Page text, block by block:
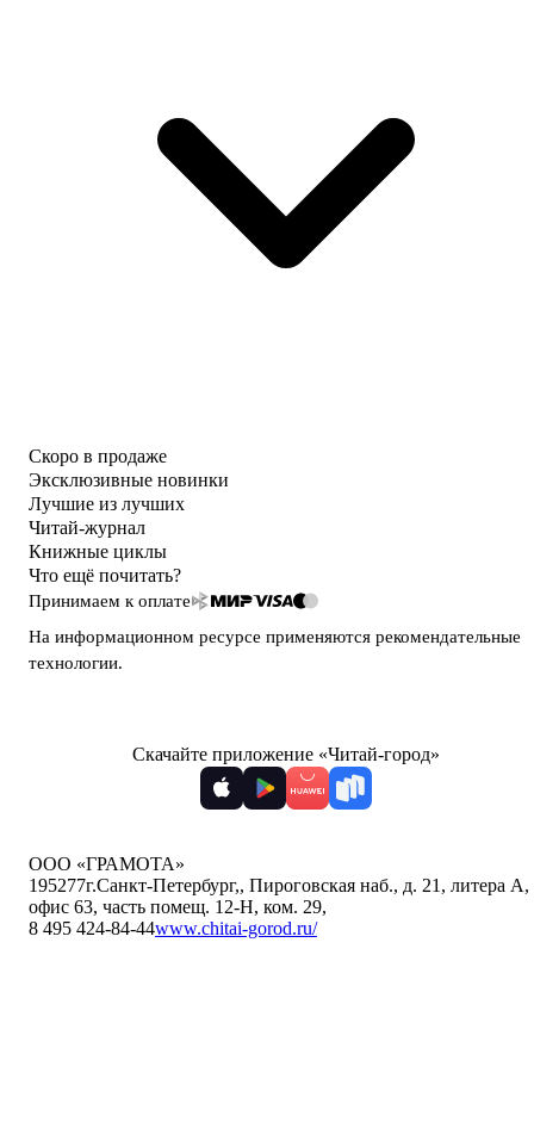
Скоро в продаже
Эксклюзивные новинки
Лучшие из лучших
Читай-журнал
Книжные циклы
Что ещё почитать?
Принимаем к оплате
На информационном ресурсе применяются рекомендательные
технологии.
Скачайте приложение «Читай-город»
ООО «ГРАМОТА»
195277г.Санкт-Петербург,, Пироговская наб., д. 21, литера А,
офис 63, часть помещ. 12-Н, ком. 29,
8 495 424-84-44www.chitai-gorod.ru/